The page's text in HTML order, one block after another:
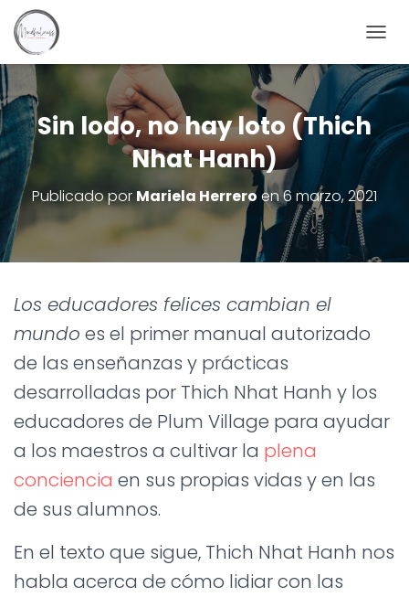
A
M
B
A
R
D
E
I
N
Sin lodo, no hay loto (Thich
Nhat Hanh)
Publicado porMariela Herreroen6 marzo, 2021
Los educadores felices cambian el
mundo es el primer manual autorizado
de las enseñanzas y prácticas
desarrolladas por Thich Nhat Hanh y los
educadores de Plum Village para ayudar
a los maestros a cultivar la plena
conciencia en sus propias vidas y en las
de sus alumnos.
En el texto que sigue, Thich Nhat Hanh nos
habla acerca de cómo lidiar con las